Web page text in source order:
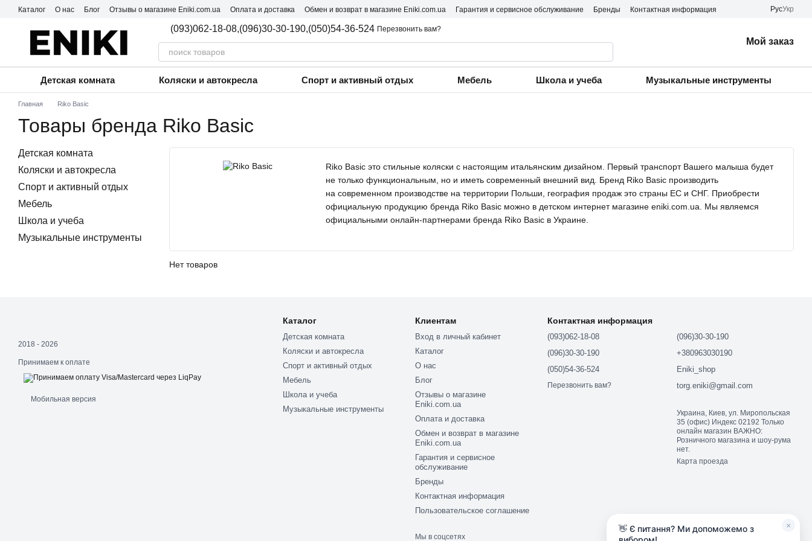
Перейти к основному контенту
Каталог О нас Блог Отзывы о магазине Eniki.com.ua Оплата и доставка Обмен и возврат в магазине Eniki.com.ua Гарантия и сервисное обслуживание Бренды
Контактная информация
РусУкр
(093)062-18-08,(096)30-30-190,(050)54-36-524 Перезвонить вам?
Мой заказ
Детская комната Коляски и автокресла Спорт и активный отдых Мебель Школа и учеба Музыкальные инструменты
Главная Riko Basic
Товары бренда Riko Basic
Riko Basic это стильные коляски с настоящим итальянским дизайном. Первый транспорт Вашего малыша будет
не только функциональным, но и иметь современный внешний вид. Бренд Riko Basic производить
на современном производстве на территории Польши, география продаж это страны EC и СНГ. Приобрести
официальную продукцию бренда Riko Basic можно в детском интернет магазине eniki.com.ua. Мы являемся
официальными онлайн-партнерами бренда Riko Basic в Украине.
Нет товаров
Детская комната
Коляски и автокресла
Спорт и активный отдых
Мебель
Школа и учеба
Музыкальные инструменты
2018 - 2026
Принимаем к оплате
Мобильная версия
Каталог
Детская комната
Коляски и автокресла
Спорт и активный отдых
Мебель
Школа и учеба
Музыкальные инструменты
Клиентам
Вход в личный кабинет
Каталог
О нас
Блог
Отзывы о магазине
Eniki.com.ua
Оплата и доставка
Обмен и возврат в магазине
Eniki.com.ua
Гарантия и сервисное
обслуживание
Бренды
Контактная информация
Пользовательское соглашение
Мы в соцсетях
Контактная информация
(093)062-18-08
(096)30-30-190
(050)54-36-524
Перезвонить вам?
(096)30-30-190
+380963030190
Eniki_shop
torg.eniki@gmail.com
Украина, Киев, ул. Миропольская
35 (офис) Индекс 02192 Только
онлайн магазин ВАЖНО:
Розничного магазина и шоу-рума
нет.
Карта проезда
×
👋 Є питання? Ми допоможемо з